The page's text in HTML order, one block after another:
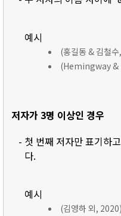
예시
(홍길동 & 김철
(Hemingway
저자가 3명 이상인 경우
- 첫 번째 저자만 표기하
다.
예시
(김영하 외, 2020)